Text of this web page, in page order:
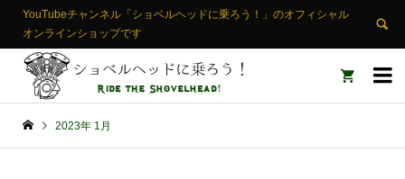
YouTubeチャンネル「ショベルヘッドに乗ろう！」のオフィシャル
オンラインショップです


2023年 1月